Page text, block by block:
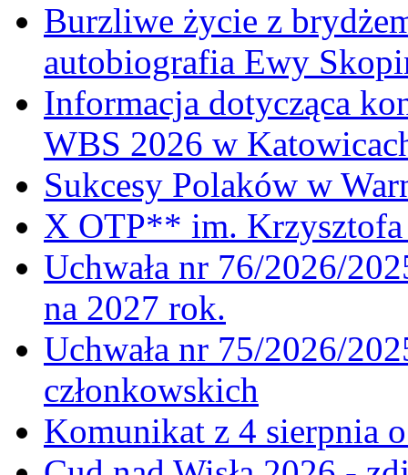
Burzliwe życie z
autobiografia Ewy
Informacja dotycząca
WBS 2026 w
Sukcesy Polaków w
X OTP** im. Krzysztofa
Uchwała nr 76/2026/
na 2027 rok.
Uchwała nr 75/2026/
członkowskich
Komunikat z 4 sierpnia